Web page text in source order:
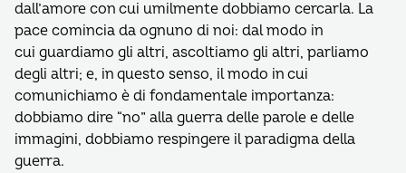
dall’amore con cui umilmente dobbiamo cercarla. La
pace comincia da ognuno di noi: dal modo in
cui guardiamo gli altri, ascoltiamo gli altri, parliamo
degli altri; e, in questo senso, il modo in cui
comunichiamo è di fondamentale importanza:
dobbiamo dire “no” alla guerra delle parole e delle
immagini, dobbiamo respingere il paradigma della
guerra.